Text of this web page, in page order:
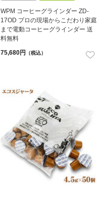
WPM コーヒーグラインダー ZD-
17OD プロの現場からこだわり家庭
まで電動コーヒーグラインダー 送
料無料
75,680円 （税込）